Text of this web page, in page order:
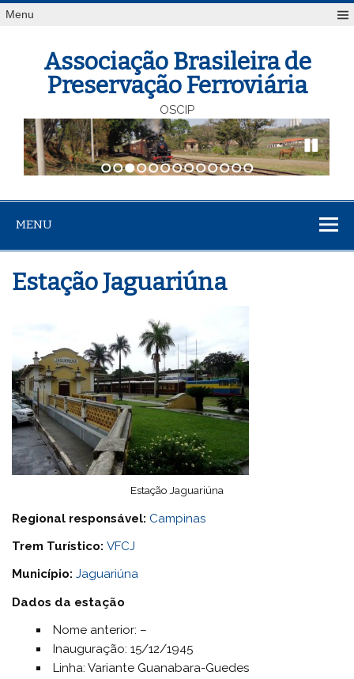
Menu
Associação Brasileira de
Preservação Ferroviária
OSCIP
1 2 3 4 5 6 7 8 910111213
MENU
Estação Jaguariúna
Estação Jaguariúna
Regional responsável: Campinas
Trem Turístico: VFCJ
Município: Jaguariúna
Dados da estação
Nome anterior: –
Inauguração: 15/12/1945
Linha: Variante Guanabara-Guedes